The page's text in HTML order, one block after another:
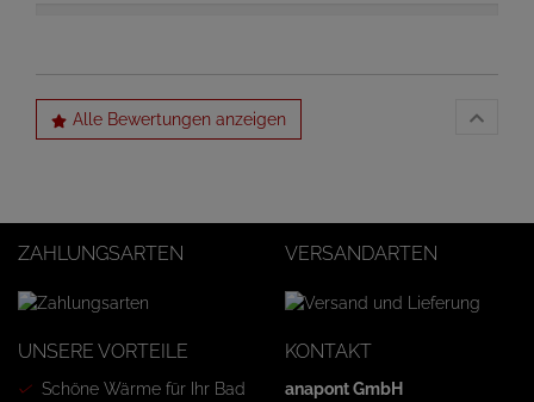
Alle Bewertungen anzeigen
ZAHLUNGSARTEN VERSANDARTEN
UNSERE VORTEILE
Schöne Wärme für Ihr Bad
KONTAKT
anapont GmbH